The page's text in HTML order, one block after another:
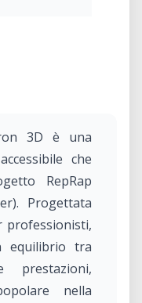
3D è una
che
RepRap
Progettata
professionisti,
equilibrio tra
prestazioni,
nella